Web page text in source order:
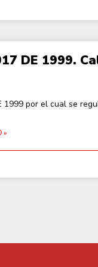
DE 1999.
1999 por el cual se
»